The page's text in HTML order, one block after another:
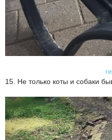
15. Не только коты и собаки